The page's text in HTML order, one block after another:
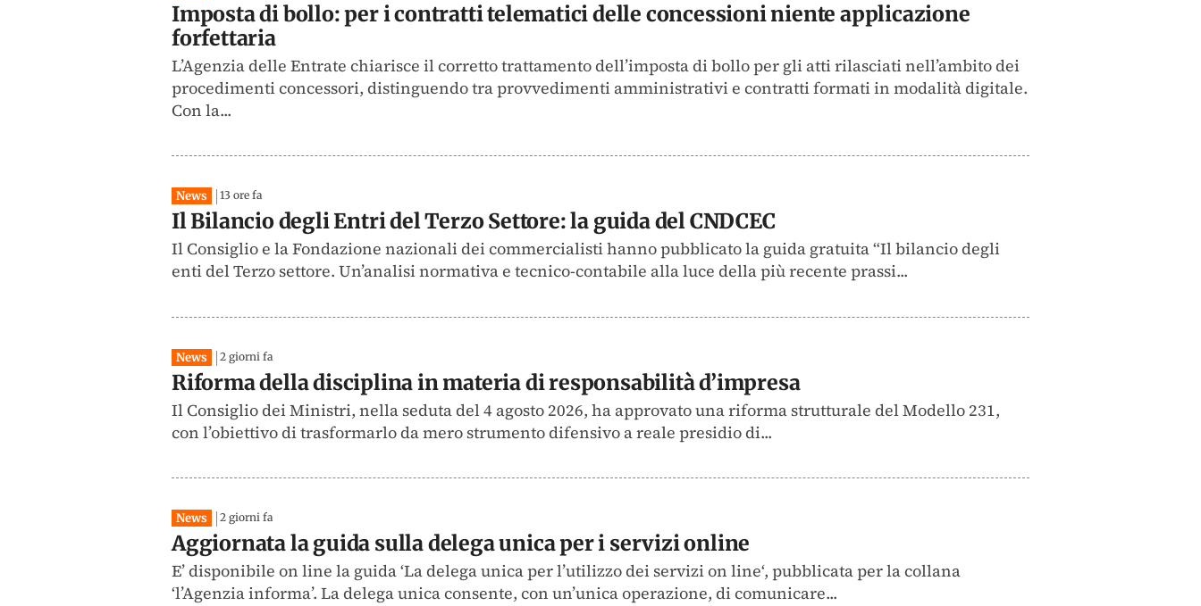
Imposta di bollo: per i contratti telematici delle concessioni niente applicazione
forfettaria
L’Agenzia delle Entrate chiarisce il corretto trattamento dell’imposta di bollo per gli atti rilasciati nell’ambito dei
procedimenti concessori, distinguendo tra provvedimenti amministrativi e contratti formati in modalità digitale.
Con la...
News 13 ore fa
Il Bilancio degli Entri del Terzo Settore: la guida del CNDCEC
Il Consiglio e la Fondazione nazionali dei commercialisti hanno pubblicato la guida gratuita “Il bilancio degli
enti del Terzo settore. Un’analisi normativa e tecnico-contabile alla luce della più recente prassi...
News 2 giorni fa
Riforma della disciplina in materia di responsabilità d’impresa
Il Consiglio dei Ministri, nella seduta del 4 agosto 2026, ha approvato una riforma strutturale del Modello 231,
con l’obiettivo di trasformarlo da mero strumento difensivo a reale presidio di...
News 2 giorni fa
Aggiornata la guida sulla delega unica per i servizi online
E’ disponibile on line la guida ‘La delega unica per l’utilizzo dei servizi on line‘, pubblicata per la collana
‘l’Agenzia informa’. La delega unica consente, con un’unica operazione, di comunicare...